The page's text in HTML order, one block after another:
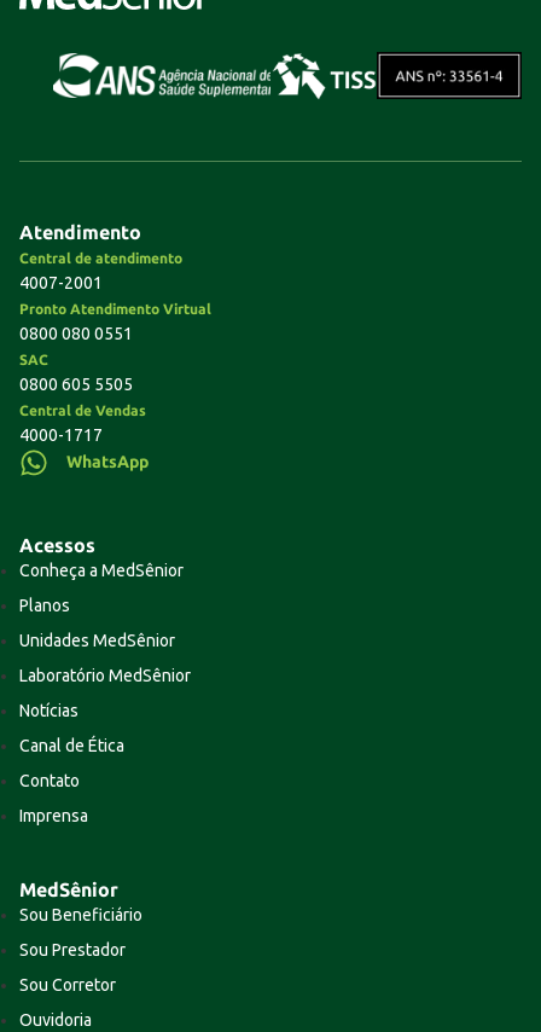
Atendimento
Central de atendimento
4007-2001
Pronto Atendimento Virtual
0800 080 0551
SAC
0800 605 5505
Central de Vendas
4000-1717
WhatsApp
Acessos
Conheça a MedSênior
Planos
Unidades MedSênior
Laboratório MedSênior
Notícias
Canal de Ética
Contato
Imprensa
MedSênior
Sou Beneficiário
Sou Prestador
Sou Corretor
Ouvidoria